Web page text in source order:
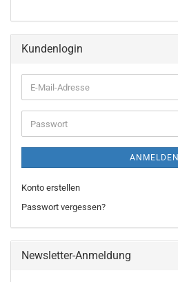
Kundenlogin
E-
Mail-
Adresse
Passwort
ANMELDEN
Konto erstellen
Passwort vergessen?
Newsletter-Anmeldung